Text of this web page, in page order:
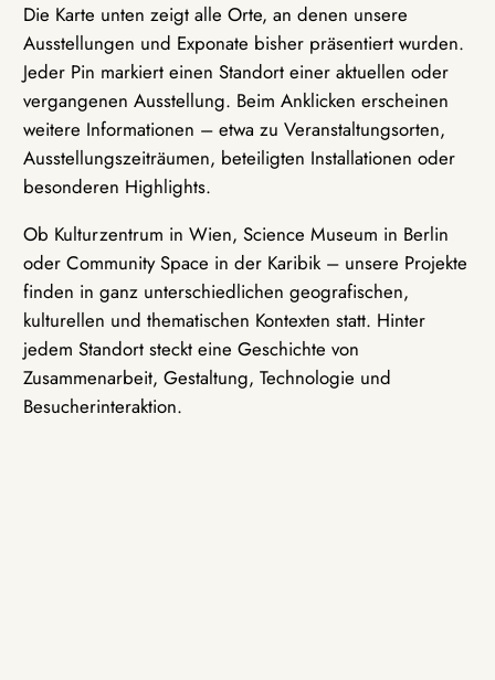
Die Karte unten zeigt alle Orte, an denen unsere
Ausstellungen und Exponate bisher präsentiert wurden.
Jeder Pin markiert einen Standort einer aktuellen oder
vergangenen Ausstellung. Beim Anklicken erscheinen
weitere Informationen – etwa zu Veranstaltungsorten,
Ausstellungszeiträumen, beteiligten Installationen oder
besonderen Highlights.
Ob Kulturzentrum in Wien, Science Museum in Berlin
oder Community Space in der Karibik – unsere Projekte
finden in ganz unterschiedlichen geografischen,
kulturellen und thematischen Kontexten statt. Hinter
jedem Standort steckt eine Geschichte von
Zusammenarbeit, Gestaltung, Technologie und
Besucherinteraktion.